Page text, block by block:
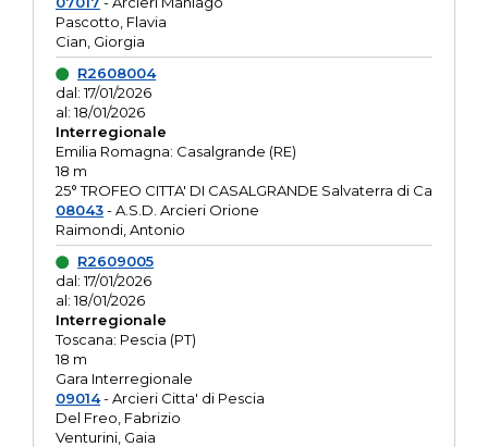
Pascotto, Flavia
Cian, Giorgia
R2608004
dal: 17/01/2026
al: 18/01/2026
Interregionale
Emilia Romagna: Casalgrande (RE)
18 m
25° TROFEO CITTA' DI CASALGRANDE Salvaterra di Ca
08043- A.S.D. Arcieri Orione
Raimondi, Antonio
R2609005
dal: 17/01/2026
al: 18/01/2026
Interregionale
Toscana: Pescia (PT)
18 m
Gara Interregionale
09014- Arcieri Citta' di Pescia
Del Freo, Fabrizio
Venturini, Gaia